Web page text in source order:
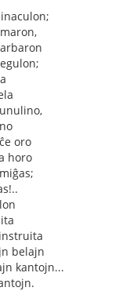
oro
horo
belajn
kantojn...